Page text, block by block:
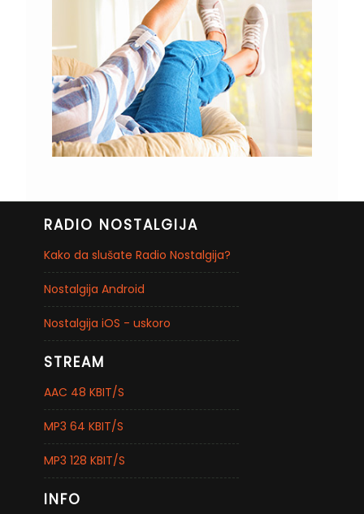
RADIO NOSTALGIJA
Kako da slušate Radio Nostalgija?
Nostalgija Android
Nostalgija iOS - uskoro
STREAM
AAC 48 KBIT/S
MP3 64 KBIT/S
MP3 128 KBIT/S
INFO